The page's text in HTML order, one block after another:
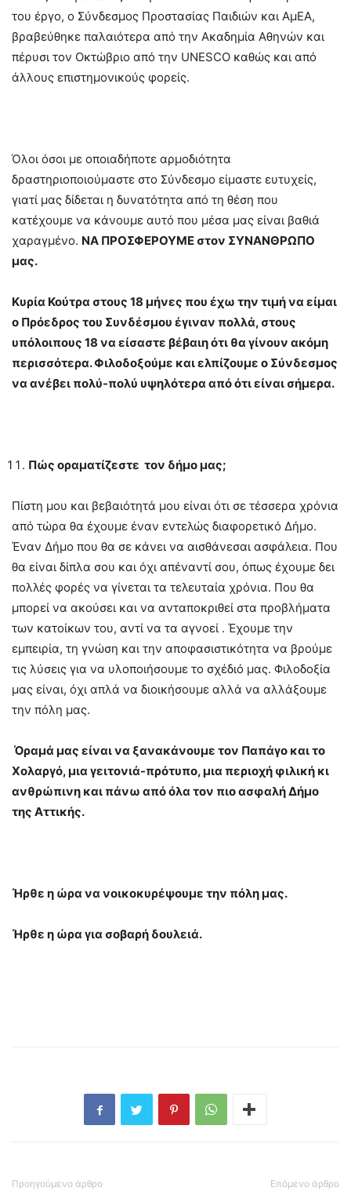
του έργο, ο Σύνδεσμος Προστασίας Παιδιών και ΑμΕΑ,
βραβεύθηκε παλαιότερα από την Ακαδημία Αθηνών και
πέρυσι τον Οκτώβριο από την UNESCO καθώς και από
άλλους επιστημονικούς φορείς.
Όλοι όσοι με οποιαδήποτε αρμοδιότητα
δραστηριοποιούμαστε στο Σύνδεσμο είμαστε ευτυχείς,
γιατί μας δίδεται η δυνατότητα από τη θέση που
κατέχουμε να κάνουμε αυτό που μέσα μας είναι βαθιά
χαραγμένο. ΝΑ ΠΡΟΣΦΕΡΟΥΜΕ στον ΣΥΝΑΝΘΡΩΠΟ
μας.
Κυρία Κούτρα στους 18 μήνες που έχω την τιμή να είμαι
ο Πρόεδρος του Συνδέσμου έγιναν πολλά, στους
υπόλοιπους 18 να είσαστε βέβαιη ότι θα γίνουν ακόμη
περισσότερα. Φιλοδοξούμε και ελπίζουμε ο Σύνδεσμος
να ανέβει πολύ-πολύ υψηλότερα από ότι είναι σήμερα.
Πώς οραματίζεστε τον δήμο μας;
Πίστη μου και βεβαιότητά μου είναι ότι σε τέσσερα χρόνια
από τώρα θα έχουμε έναν εντελώς διαφορετικό Δήμο.
Έναν Δήμο που θα σε κάνει να αισθάνεσαι ασφάλεια. Που
θα είναι δίπλα σου και όχι απέναντί σου, όπως έχουμε δει
πολλές φορές να γίνεται τα τελευταία χρόνια. Που θα
μπορεί να ακούσει και να ανταποκριθεί στα προβλήματα
των κατοίκων του, αντί να τα αγνοεί . Έχουμε την
εμπειρία, τη γνώση και την αποφασιστικότητα να βρούμε
τις λύσεις για να υλοποιήσουμε το σχέδιό μας. Φιλοδοξία
μας είναι, όχι απλά να διοικήσουμε αλλά να αλλάξουμε
την πόλη μας.
Όραμά μας είναι να ξανακάνουμε τον Παπάγο και το
Χολαργό, μια γειτονιά-πρότυπο, μια περιοχή φιλική κι
ανθρώπινη και πάνω από όλα τον πιο ασφαλή Δήμο
της Αττικής.
Ήρθε η ώρα να νοικοκυρέψουμε την πόλη μας.
Ήρθε η ώρα για σοβαρή δουλειά.
Προηγούμενο άρθρο Επόμενο άρθρο